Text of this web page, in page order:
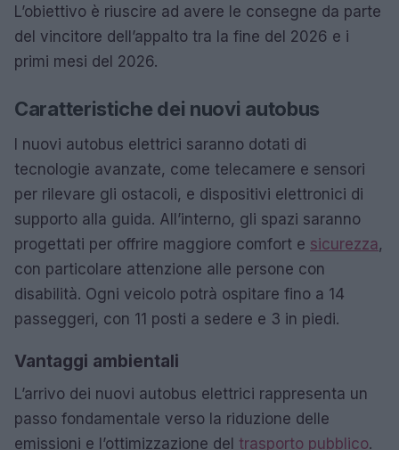
L’obiettivo è riuscire ad avere le consegne da parte
del vincitore dell’appalto tra la fine del 2026 e i
primi mesi del 2026.
Caratteristiche dei nuovi autobus
I nuovi autobus elettrici saranno dotati di
tecnologie avanzate, come telecamere e sensori
per rilevare gli ostacoli, e dispositivi elettronici di
supporto alla guida. All’interno, gli spazi saranno
progettati per offrire maggiore comfort e sicurezza,
con particolare attenzione alle persone con
disabilità. Ogni veicolo potrà ospitare fino a 14
passeggeri, con 11 posti a sedere e 3 in piedi.
Vantaggi ambientali
L’arrivo dei nuovi autobus elettrici rappresenta un
passo fondamentale verso la riduzione delle
emissioni e l’ottimizzazione del trasporto pubblico.